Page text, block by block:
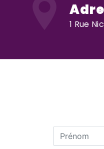
1 Rue